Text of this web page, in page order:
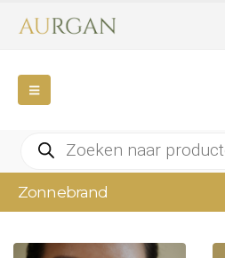
Producten
zoeken
Zonnebrand